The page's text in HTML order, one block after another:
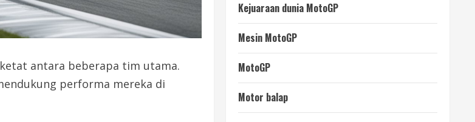
antara beberapa tim utama.
performa mereka di
Kejuaraan dunia MotoGP
Mesin MotoGP
MotoGP
Motor balap